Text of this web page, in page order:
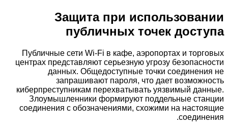
Защита при использовании
публичных точек доступа
Публичные сети Wi-Fi в кафе, аэропортах и торговых
центрах представляют серьезную угрозу безопасности
данных. Общедоступные точки соединения не
запрашивают пароля, что дает возможность
киберпреступникам перехватывать уязвимый данные.
Злоумышленники формируют поддельные станции
соединения с обозначениями, схожими на настоящие
соединения.